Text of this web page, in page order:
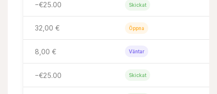
−€25.00 Skickat
32,00 € Öppna
8,00 € Väntar
−€25.00 Skickat